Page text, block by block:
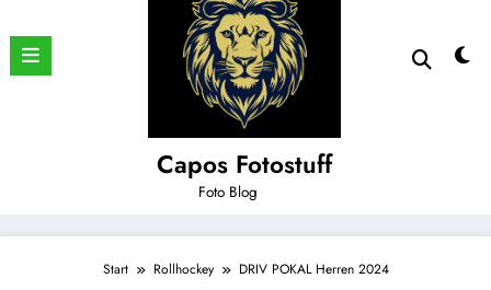
Capos Fotostuff
Foto Blog
Start Rollhockey DRIV POKAL Herren 2024